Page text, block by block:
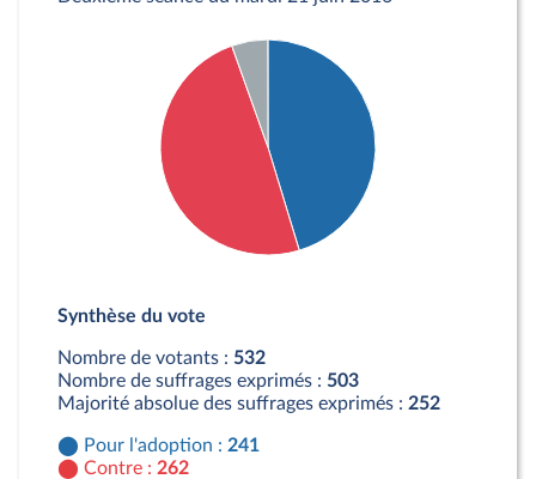
Contre : 262 députés
Synthèse du vote
Nombre de votants : 532
Nombre de suffrages exprimés : 503
Majorité absolue des suffrages exprimés : 252
Pour l'adoption : 241
Contre : 262